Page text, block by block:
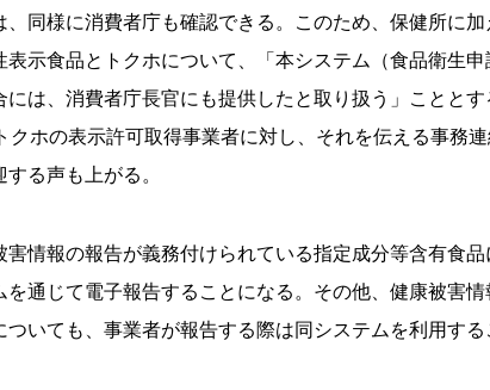
同様に消費者庁も確認できる。このため、保健所に
示食品とトクホについて、「本システム（食品衛生
は、消費者庁長官にも提供したと取り扱う」ことと
ホの表示許可取得事業者に対し、それを伝える事務
る声も上がる。
情報の報告が義務付けられている指定成分等含有食
通じて電子報告することになる。その他、健康被害
いても、事業者が報告する際は同システムを利用する